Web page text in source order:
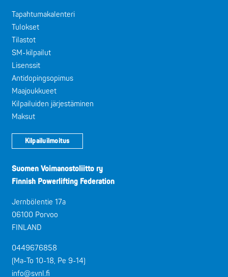
Tapahtumakalenteri
Tulokset
Tilastot
SM-kilpailut
Lisenssit
Antidopingsopimus
Maajoukkueet
Kilpailuiden järjestäminen
Maksut
Kilpailuilmoitus
Suomen Voimanostoliitto ry
Finnish Powerlifting Federation
Jernbölentie 17a
06100 Porvoo
FINLAND
0449676858
(Ma-To 10-18, Pe 9-14)
info@svnl.fi